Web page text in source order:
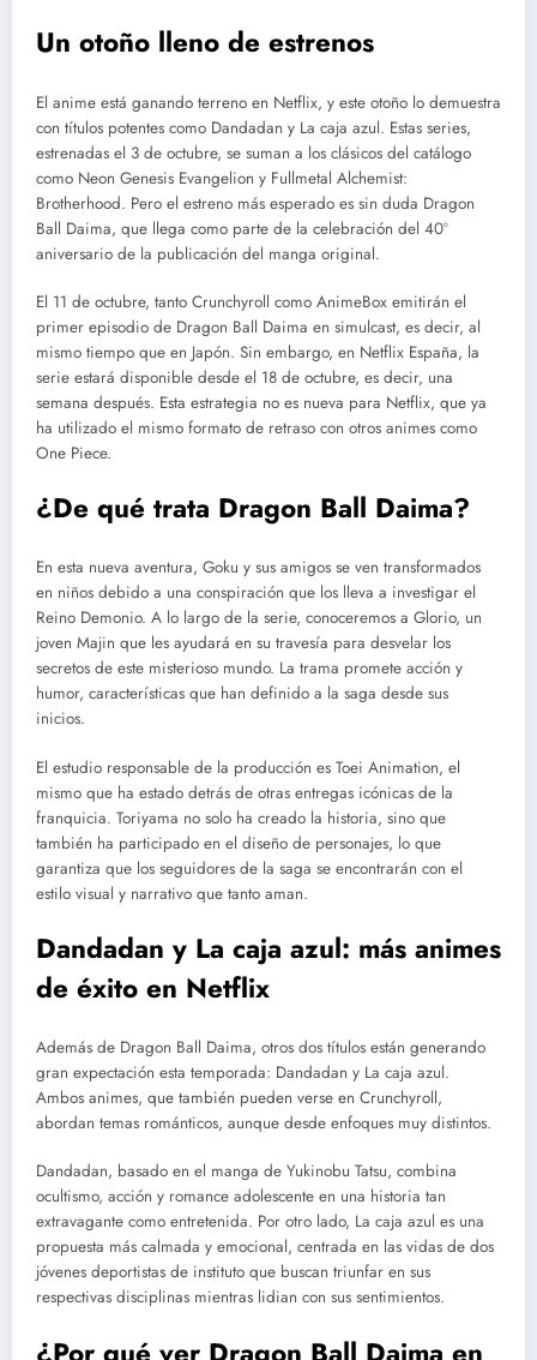
Un otoño lleno de estrenos
El anime está ganando terreno en Netflix, y este otoño lo demuestra
con títulos potentes como Dandadan y La caja azul. Estas series,
estrenadas el 3 de octubre, se suman a los clásicos del catálogo
como Neon Genesis Evangelion y Fullmetal Alchemist:
Brotherhood. Pero el estreno más esperado es sin duda Dragon
Ball Daima, que llega como parte de la celebración del 40º
aniversario de la publicación del manga original.
El 11 de octubre, tanto Crunchyroll como AnimeBox emitirán el
primer episodio de Dragon Ball Daima en simulcast, es decir, al
mismo tiempo que en Japón. Sin embargo, en Netflix España, la
serie estará disponible desde el 18 de octubre, es decir, una
semana después. Esta estrategia no es nueva para Netflix, que ya
ha utilizado el mismo formato de retraso con otros animes como
One Piece.
¿De qué trata Dragon Ball Daima?
En esta nueva aventura, Goku y sus amigos se ven transformados
en niños debido a una conspiración que los lleva a investigar el
Reino Demonio. A lo largo de la serie, conoceremos a Glorio, un
joven Majin que les ayudará en su travesía para desvelar los
secretos de este misterioso mundo. La trama promete acción y
humor, características que han definido a la saga desde sus
inicios.
El estudio responsable de la producción es Toei Animation, el
mismo que ha estado detrás de otras entregas icónicas de la
franquicia. Toriyama no solo ha creado la historia, sino que
también ha participado en el diseño de personajes, lo que
garantiza que los seguidores de la saga se encontrarán con el
estilo visual y narrativo que tanto aman.
Dandadan y La caja azul: más animes
de éxito en Netflix
Además de Dragon Ball Daima, otros dos títulos están generando
gran expectación esta temporada: Dandadan y La caja azul.
Ambos animes, que también pueden verse en Crunchyroll,
abordan temas románticos, aunque desde enfoques muy distintos.
Dandadan, basado en el manga de Yukinobu Tatsu, combina
ocultismo, acción y romance adolescente en una historia tan
extravagante como entretenida. Por otro lado, La caja azul es una
propuesta más calmada y emocional, centrada en las vidas de dos
jóvenes deportistas de instituto que buscan triunfar en sus
respectivas disciplinas mientras lidian con sus sentimientos.